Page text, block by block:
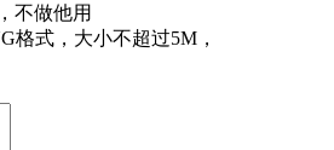
不做他用
格式，大小不超过5M，